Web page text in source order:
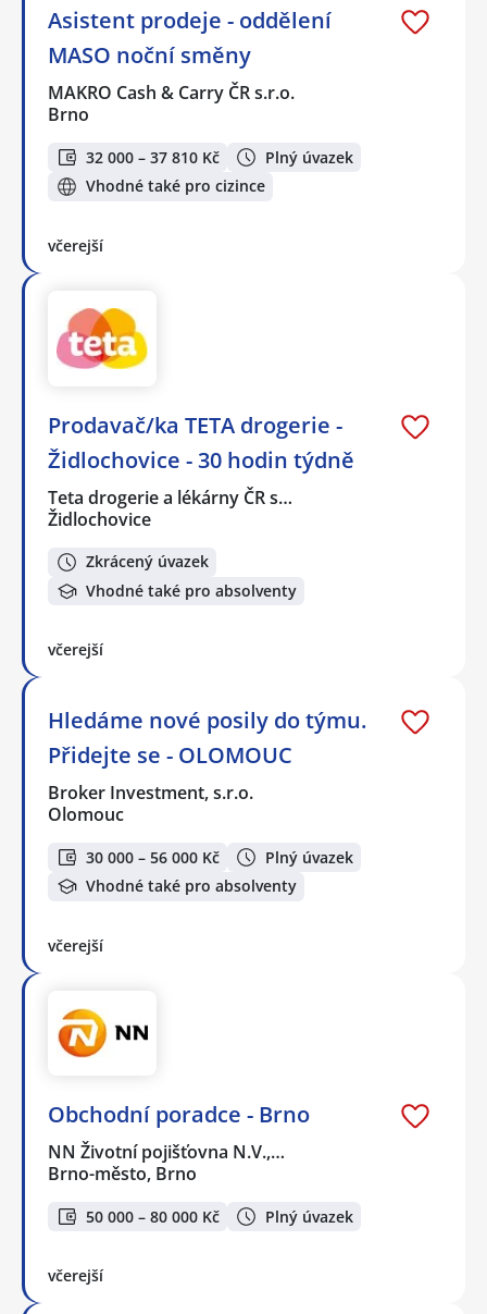
Asistent prodeje - oddělení
MASO noční směny
MAKRO Cash & Carry ČR s.r.o.
Brno
32 000 – 37 810 Kč
Plný úvazek
Vhodné také pro cizince
včerejší
Prodavač/ka TETA drogerie -
Židlochovice - 30 hodin týdně
Teta drogerie a lékárny ČR s…
Židlochovice
Zkrácený úvazek
Vhodné také pro absolventy
včerejší
Hledáme nové posily do týmu.
Přidejte se - OLOMOUC
Broker Investment, s.r.o.
Olomouc
30 000 – 56 000 Kč
Plný úvazek
Vhodné také pro absolventy
včerejší
Obchodní poradce - Brno
NN Životní pojišťovna N.V.,…
Brno-město, Brno
50 000 – 80 000 Kč Plný úvazek
včerejší